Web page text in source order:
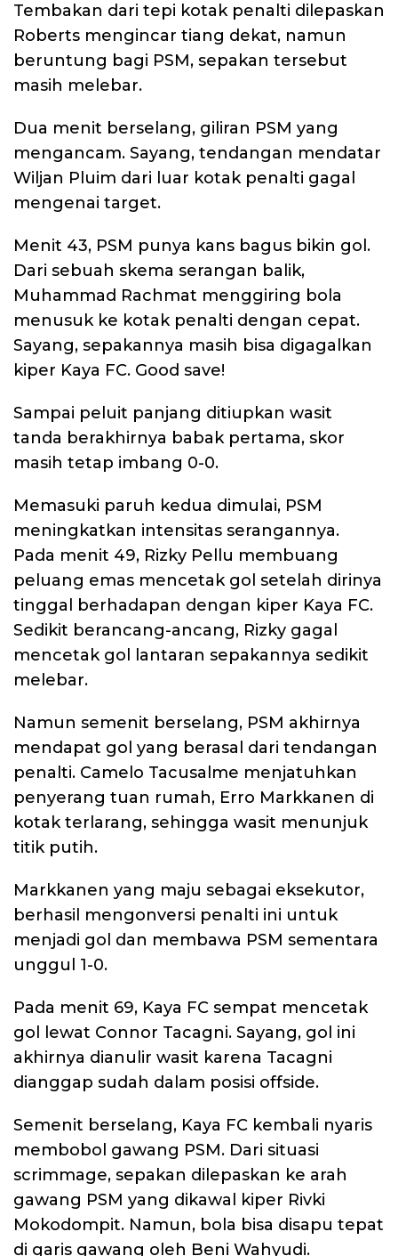
Tembakan dari tepi kotak penalti dilepaskan
Roberts mengincar tiang dekat, namun
beruntung bagi PSM, sepakan tersebut
masih melebar.
Dua menit berselang, giliran PSM yang
mengancam. Sayang, tendangan mendatar
Wiljan Pluim dari luar kotak penalti gagal
mengenai target.
Menit 43, PSM punya kans bagus bikin gol.
Dari sebuah skema serangan balik,
Muhammad Rachmat menggiring bola
menusuk ke kotak penalti dengan cepat.
Sayang, sepakannya masih bisa digagalkan
kiper Kaya FC. Good save!
Sampai peluit panjang ditiupkan wasit
tanda berakhirnya babak pertama, skor
masih tetap imbang 0-0.
Memasuki paruh kedua dimulai, PSM
meningkatkan intensitas serangannya.
Pada menit 49, Rizky Pellu membuang
peluang emas mencetak gol setelah dirinya
tinggal berhadapan dengan kiper Kaya FC.
Sedikit berancang-ancang, Rizky gagal
mencetak gol lantaran sepakannya sedikit
melebar.
Namun semenit berselang, PSM akhirnya
mendapat gol yang berasal dari tendangan
penalti. Camelo Tacusalme menjatuhkan
penyerang tuan rumah, Erro Markkanen di
kotak terlarang, sehingga wasit menunjuk
titik putih.
Markkanen yang maju sebagai eksekutor,
berhasil mengonversi penalti ini untuk
menjadi gol dan membawa PSM sementara
unggul 1-0.
Pada menit 69, Kaya FC sempat mencetak
gol lewat Connor Tacagni. Sayang, gol ini
akhirnya dianulir wasit karena Tacagni
dianggap sudah dalam posisi offside.
Semenit berselang, Kaya FC kembali nyaris
membobol gawang PSM. Dari situasi
scrimmage, sepakan dilepaskan ke arah
gawang PSM yang dikawal kiper Rivki
Mokodompit. Namun, bola bisa disapu tepat
di garis gawang oleh Beni Wahyudi.